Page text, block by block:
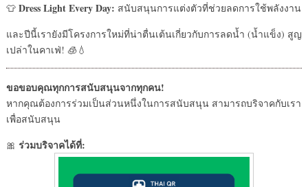
👕 Dress Light Every Day: สนับสนุนการแต่งตัวที่ช่วยลดการใช้พลังงาน
และปีนี้เรายังมีโครงการใหม่ที่น่าตื่นเต้นเกี่ยวกับการลดน้ำ (น้ำแข็ง) สูญ
เปล่าในคาเฟ่! 🧊💧
ขอขอบคุณทุกการสนับสนุนจากทุกคน!
หากคุณต้องการร่วมเป็นส่วนหนึ่งในการสนับสนุน สามารถบริจาคกับเรา
เพื่อสนับสนุน
🎀 ร่วมบริจาคได้ที่: